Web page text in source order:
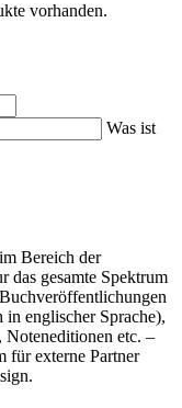
vorhanden.
Was ist
Bereich der
das gesamte Spektrum
in englischer Sprache),
etc. –
für externe Partner